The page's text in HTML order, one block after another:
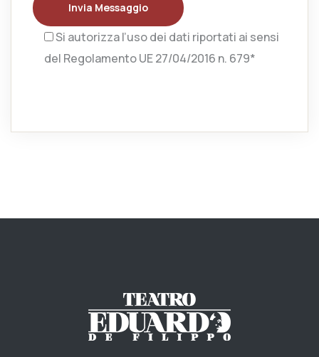
Invia Messaggio
Si autorizza l’uso dei dati riportati ai sensi
del Regolamento UE 27/04/2016 n. 679*